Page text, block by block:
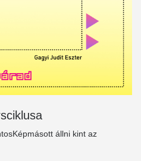
állni kint az